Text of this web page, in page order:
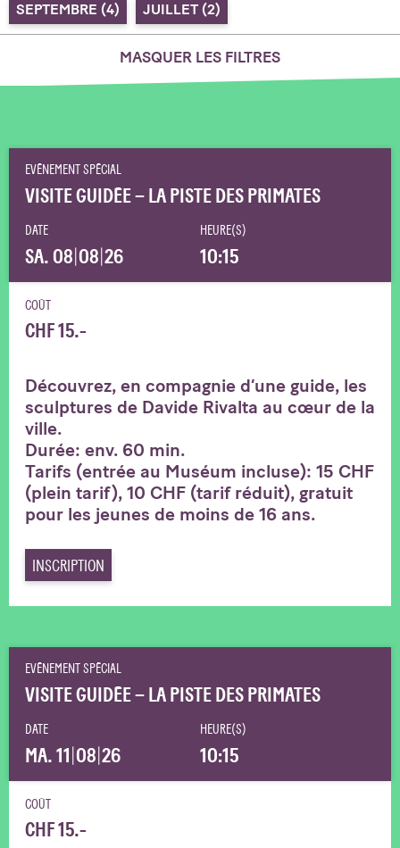
SEPTEMBRE (4) JUILLET (2)
MASQUER LES FILTRES
EVÉNEMENT SPÉCIAL
VISITE GUIDÉE – LA PISTE DES PRIMATES
DATE
SA. 08|08|26
HEURE(S)
10:15
COÛT
CHF 15.-
Découvrez, en compagnie d’une guide, les
sculptures de Davide Rivalta au cœur de la
ville.
Durée: env. 60 min.
Tarifs (entrée au Muséum incluse): 15 CHF
(plein tarif), 10 CHF (tarif réduit), gratuit
pour les jeunes de moins de 16 ans.
INSCRIPTION
EVÉNEMENT SPÉCIAL
VISITE GUIDÉE – LA PISTE DES PRIMATES
DATE
MA. 11|08|26
HEURE(S)
10:15
COÛT
CHF 15.-